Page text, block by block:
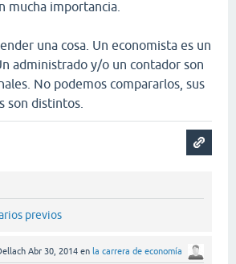
mucha importancia.
una cosa. Un economista es un
administrado y/o un contador son
No podemos compararlos, sus
son distintos.
previos
Abr 30, 2014 en la carrera de economía